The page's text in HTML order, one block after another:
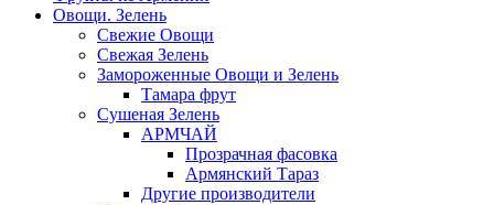
Овощи. Зелень
Свежие Овощи
Свежая Зелень
Замороженные Овощи и Зелень
Тамара фрут
Сушеная Зелень
АРМЧАЙ
Прозрачная фасовка
Армянский Тараз
Другие производители